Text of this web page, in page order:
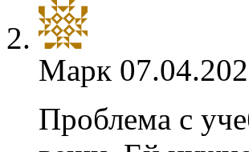
Марк
Проблема с